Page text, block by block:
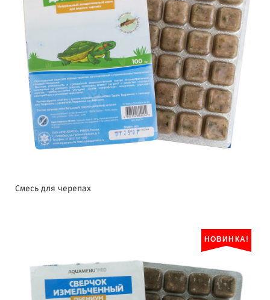
Смесь для черепах
НОВИНКА!